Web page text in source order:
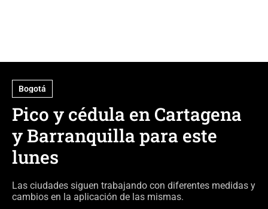
Bogotá
Pico y cédula en Cartagena
y Barranquilla para este
lunes
Las ciudades siguen trabajando con diferentes medidas y
cambios en la aplicación de las mismas.